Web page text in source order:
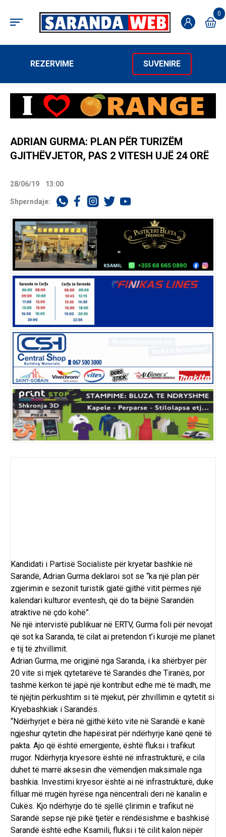
0
REZERVIME SUVENIRE
ADRIAN GURMA: PLAN PËR TURIZËM
GJITHËVJETOR, PAS 2 VITESH UJË 24 ORË
28/06/19 13:00
Shperndaje:
Kandidati i Partisë Socialiste për kryetar bashkie në
Sarandë, Adrian Gurma deklaroi sot se “ka një plan për
zgjerimin e sezonit turistik gjatë gjithë vitit përmes një
kalendari kulturor eventesh, që do ta bëjnë Sarandën
atraktive në çdo kohë”.
Në një intervistë publikuar në ERTV, Gurma foli për nevojat
që sot ka Saranda, të cilat ai pretendon t’i kurojë me planet
e tij të zhvillimit.
Adrian Gurma, me origjinë nga Saranda, i ka shërbyer për
20 vite si mjek qytetarëve të Sarandës dhe Tiranës, por
tashmë kërkon të japë një kontribut edhe më të madh, me
të njëjtin përkushtim si të mjekut, për zhvillimin e qytetit si
Kryebashkiak i Sarandës.
“Ndërhyrjet e bëra në gjithë këto vite në Sarandë e kanë
ngjeshur qytetin dhe hapësirat për ndërhyrje kanë qenë të
pakta. Ajo që është emergjente, është fluksi i trafikut
rrugor. Ndërhyrja kryesore është në infrastrukturë, e cila
duhet të marrë aksesin dhe vëmendjen maksimale nga
bashkia. Investimi kryesor është ai në infrastrukturë, duke
filluar më rrugën hyrëse nga nëncentrali deri në kanalin e
Cukës. Kjo ndërhyrje do të sjellë çlirimin e trafikut në
Sarandë sepse një pikë tjetër e rëndësishme e bashkisë
Sarandë është edhe Ksamili, fluksi i të cilit kalon nëpër